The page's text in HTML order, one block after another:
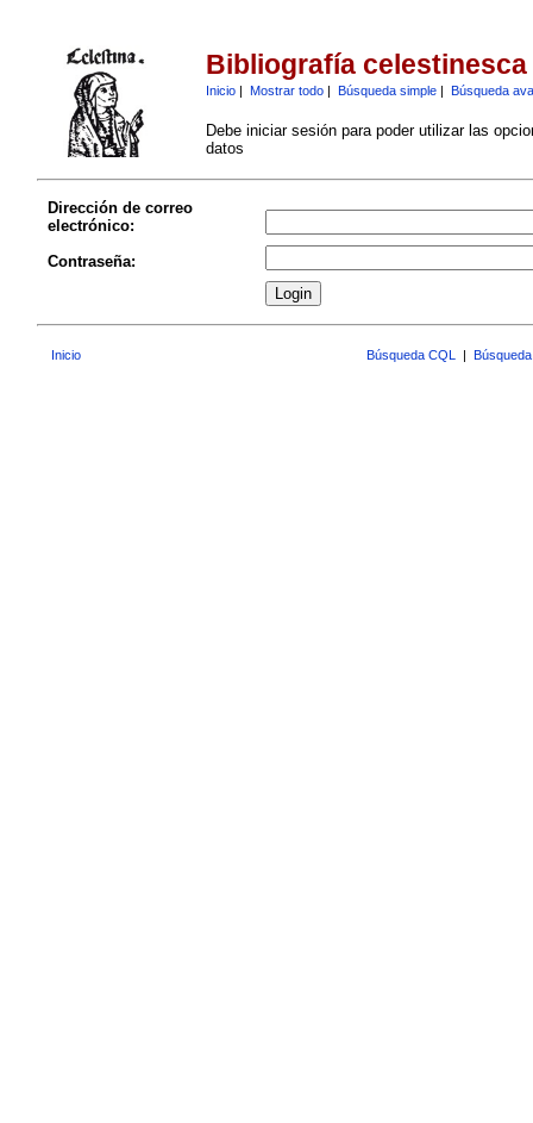
Bibliografía celestinesca
Inicio| Mostrar todo| Búsqueda simple| Búsqueda
Debe iniciar sesión para poder utilizar las
datos
Dirección de correo
electrónico:
Contraseña:
Inicio Búsqueda CQL |